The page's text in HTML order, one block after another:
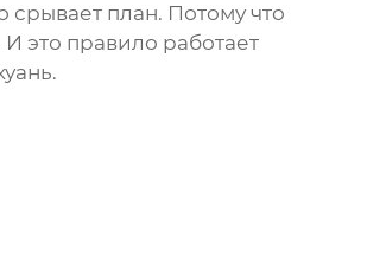
срывает план. Потому что
это правило работает